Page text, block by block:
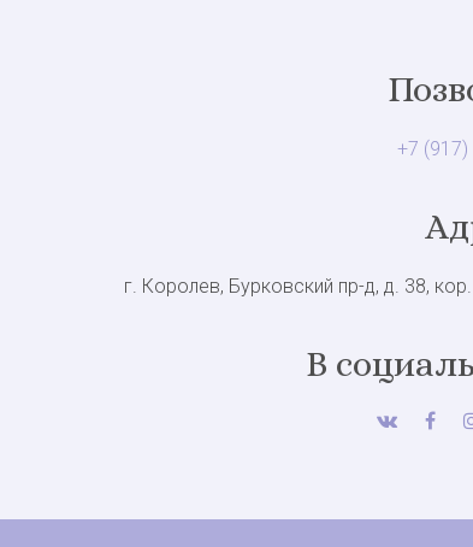
+7
г. Королев, Бурковский пр-д, д. 38,
В